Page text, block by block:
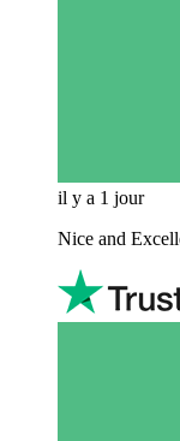
il y a 1 jour
Nice and